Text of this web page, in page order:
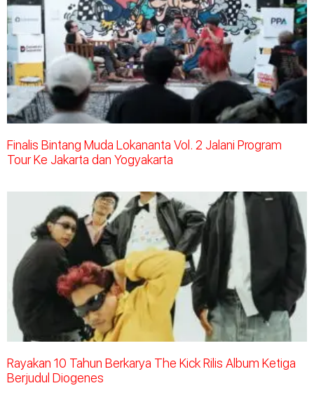
Finalis Bintang Muda Lokananta Vol. 2 Jalani Program
Tour Ke Jakarta dan Yogyakarta
Rayakan 10 Tahun Berkarya The Kick Rilis Album Ketiga
Berjudul Diogenes